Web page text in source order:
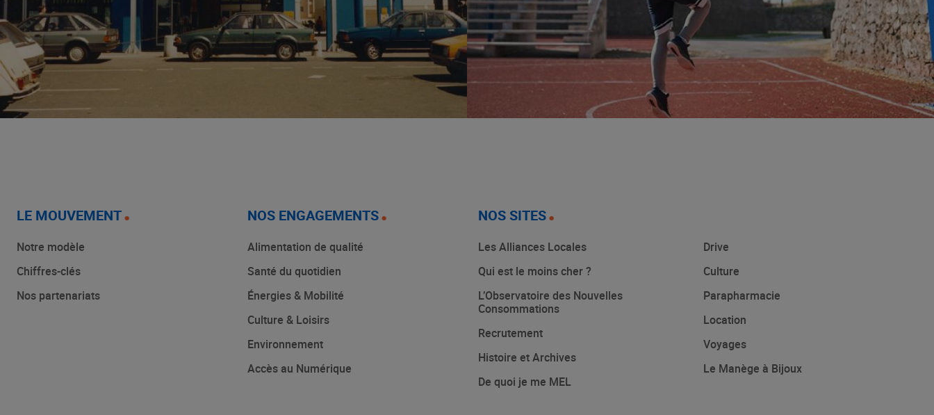
LE MOUVEMENT
Notre modèle
Chiffres-clés
Nos partenariats
NOS ENGAGEMENTS
Alimentation de qualité
Santé du quotidien
Énergies & Mobilité
Culture & Loisirs
Environnement
Accès au Numérique
NOS SITES
Les Alliances Locales
Qui est le moins cher ?
L’Observatoire des Nouvelles
Consommations
Recrutement
Histoire et Archives
De quoi je me MEL
Drive
Culture
Parapharmacie
Location
Voyages
Le Manège à Bijoux